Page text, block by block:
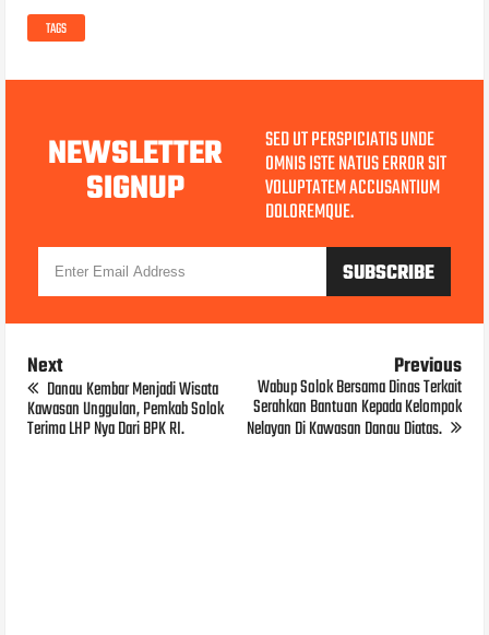
TAGS
NEWSLETTER
SIGNUP
SED UT PERSPICIATIS UNDE
OMNIS ISTE NATUS ERROR SIT
VOLUPTATEM ACCUSANTIUM
DOLOREMQUE.
Next
Danau Kembar Menjadi Wisata
Kawasan Unggulan, Pemkab Solok
Terima LHP Nya Dari BPK RI.
Previous
Wabup Solok Bersama Dinas Terkait
Serahkan Bantuan Kepada Kelompok
Nelayan Di Kawasan Danau Diatas.